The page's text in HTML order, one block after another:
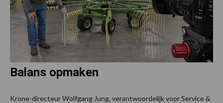
Balans opmaken
Krone-directeur Wolfgang Jung, verantwoordelijk voor Service &